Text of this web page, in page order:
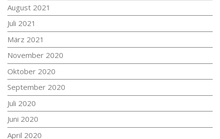
August 2021
Juli 2021
März 2021
November 2020
Oktober 2020
September 2020
Juli 2020
Juni 2020
April 2020